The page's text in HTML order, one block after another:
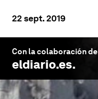
22 sept. 2019
Con la colaboración de
eldiario.es.